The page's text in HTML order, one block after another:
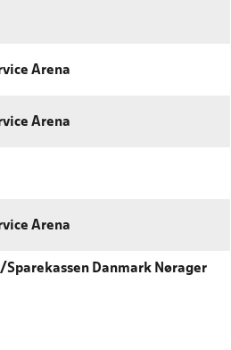
Arena
Arena
Arena
Sparekassen Danmark Nørager